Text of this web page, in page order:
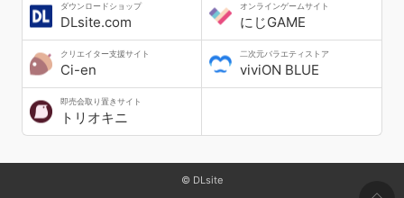
ダウンロードショップ
DLsite.com
オンラインゲームサイト
にじGAME
クリエイター支援サイト
Ci-en
二次元バラエティストア
viviON BLUE
即売会取り置きサイト
トリオキニ
© DLsite